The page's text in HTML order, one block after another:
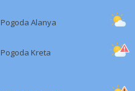
Pogoda Alanya
Pogoda Kreta